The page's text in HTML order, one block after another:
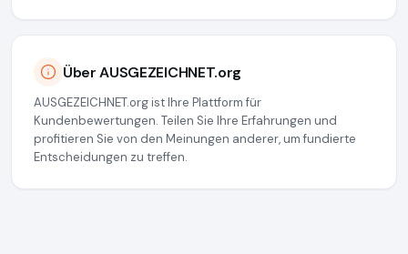
Über AUSGEZEICHNET.org
AUSGEZEICHNET.org ist Ihre Plattform für
Kundenbewertungen. Teilen Sie Ihre Erfahrungen und
profitieren Sie von den Meinungen anderer, um fundierte
Entscheidungen zu treffen.